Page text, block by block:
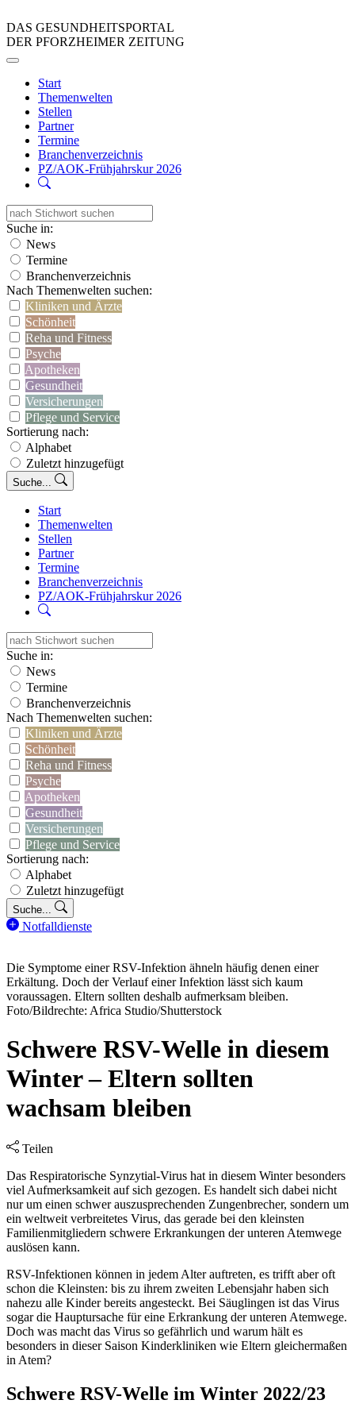
DAS GESUNDHEITSPORTAL
DER PFORZHEIMER ZEITUNG
Start
Themenwelten
Stellen
Partner
Termine
Branchenverzeichnis
PZ/AOK-Frühjahrskur 2026
Suche in:
News
Termine
Branchenverzeichnis
Nach Themenwelten suchen:
Kliniken und Ärzte
Schönheit
Reha und Fitness
Psyche
Apotheken
Gesundheit
Versicherungen
Pflege und Service
Sortierung nach:
Alphabet
Zuletzt hinzugefügt
Suche...
Start
Themenwelten
Stellen
Partner
Termine
Branchenverzeichnis
PZ/AOK-Frühjahrskur 2026
Suche in:
News
Termine
Branchenverzeichnis
Nach Themenwelten suchen:
Kliniken und Ärzte
Schönheit
Reha und Fitness
Psyche
Apotheken
Gesundheit
Versicherungen
Pflege und Service
Sortierung nach:
Alphabet
Zuletzt hinzugefügt
Suche...
Notfalldienste
Die Symptome einer RSV-Infektion ähneln häufig denen einer
Erkältung. Doch der Verlauf einer Infektion lässt sich kaum
voraussagen. Eltern sollten deshalb aufmerksam bleiben.
Foto/Bildrechte: Africa Studio/Shutterstock
Schwere RSV-Welle in diesem
Winter – Eltern sollten
wachsam bleiben
Teilen
Das Respiratorische Synzytial-Virus hat in diesem Winter besonders
viel Aufmerksamkeit auf sich gezogen. Es handelt sich dabei nicht
nur um einen schwer auszusprechenden Zungenbrecher, sondern um
ein weltweit verbreitetes Virus, das gerade bei den kleinsten
Familienmitgliedern schwere Erkrankungen der unteren Atemwege
auslösen kann.
RSV-Infektionen können in jedem Alter auftreten, es trifft aber oft
schon die Kleinsten: bis zu ihrem zweiten Lebensjahr haben sich
nahezu alle Kinder bereits angesteckt. Bei Säuglingen ist das Virus
sogar die Hauptursache für eine Erkrankung der unteren Atemwege.
Doch was macht das Virus so gefährlich und warum hält es
besonders in dieser Saison Kinderkliniken wie Eltern gleichermaßen
in Atem?
Schwere RSV-Welle im Winter 2022/23